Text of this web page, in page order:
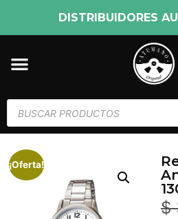
DISTRIBUIDORES
¡Oferta!
$